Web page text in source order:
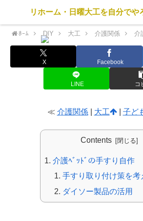
ﾎｰﾑ DIY 大工 介護関係 介
X Facebook
LINE コ
≪ 介護関係| 大工 | 子ど
Contents
介護ﾍﾞｯﾄﾞの手すり自作
手すり取り付け策を考
ダイソー製品の活用
リホーム・日曜大工を自分でや